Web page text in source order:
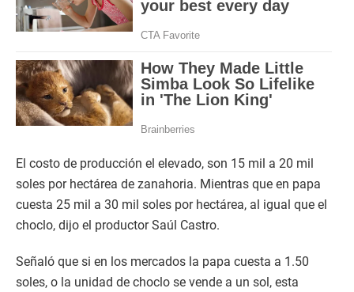
El costo de producción el elevado, son 15 mil a 20 mil
soles por hectárea de zanahoria. Mientras que en papa
cuesta 25 mil a 30 mil soles por hectárea, al igual que el
choclo, dijo el productor Saúl Castro.
Señaló que si en los mercados la papa cuesta a 1.50
soles, o la unidad de choclo se vende a un sol, esta